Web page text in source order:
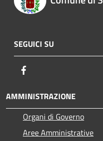
SEGUICI SU
AMMINISTRAZIONE
Organi di Governo
Aree Amministrative